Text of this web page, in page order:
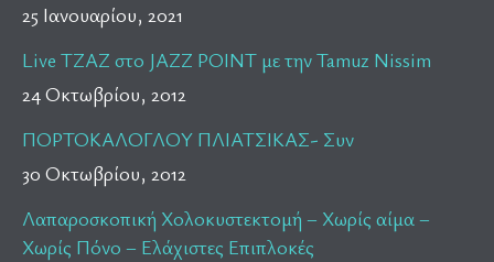
25 Ιανουαρίου, 2021
Live TZAZ στο JAZZ POINT με την Tamuz Nissim
24 Οκτωβρίου, 2012
ΠΟΡΤΟΚΑΛΟΓΛΟΥ ΠΛΙΑΤΣΙΚΑΣ- Συν
30 Οκτωβρίου, 2012
Λαπαροσκοπική Χολοκυστεκτομή – Χωρίς αίμα –
Χωρίς Πόνο – Ελάχιστες Επιπλοκές